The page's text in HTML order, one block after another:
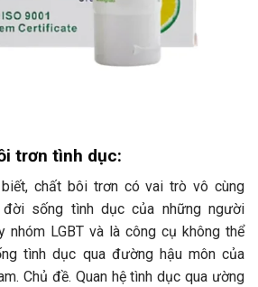
trơn tình dục:
chất bôi trơn có vai trò vô cùng
đời sống tình dục của những người
nhóm LGBT và là công cụ không thể
tình dục qua đường hậu môn của
Chủ đề. Quan hệ tình dục qua ường